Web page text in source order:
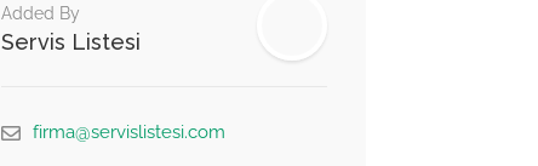
Added By
Servis Listesi
firma@servislistesi.com